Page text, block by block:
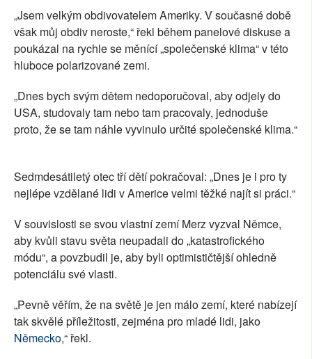
„Jsem velkým obdivovatelem Ameriky. V současné době
však můj obdiv neroste,“ řekl během panelové diskuse a
poukázal na rychle se měnící „společenské klima“ v této
hluboce polarizované zemi.
„Dnes bych svým dětem nedoporučoval, aby odjely do
USA, studovaly tam nebo tam pracovaly, jednoduše
proto, že se tam náhle vyvinulo určité společenské klima.“
Sedmdesátiletý otec tří dětí pokračoval: „Dnes je i pro ty
nejlépe vzdělané lidi v Americe velmi těžké najít si práci.“
V souvislosti se svou vlastní zemí Merz vyzval Němce,
aby kvůli stavu světa neupadali do „katastrofického
módu“, a povzbudil je, aby byli optimističtější ohledně
potenciálu své vlasti.
„Pevně věřím, že na světě je jen málo zemí, které nabízejí
tak skvělé příležitosti, zejména pro mladé lidi, jako
Německo,“ řekl.